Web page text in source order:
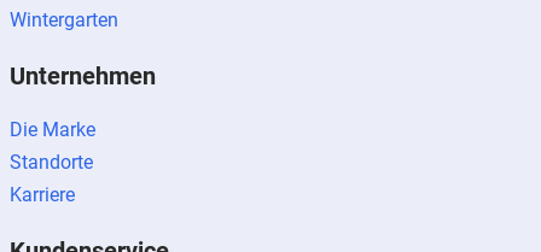
Wintergarten
Unternehmen
Die Marke
Standorte
Karriere